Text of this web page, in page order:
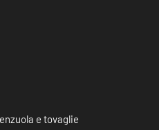
e tovaglie